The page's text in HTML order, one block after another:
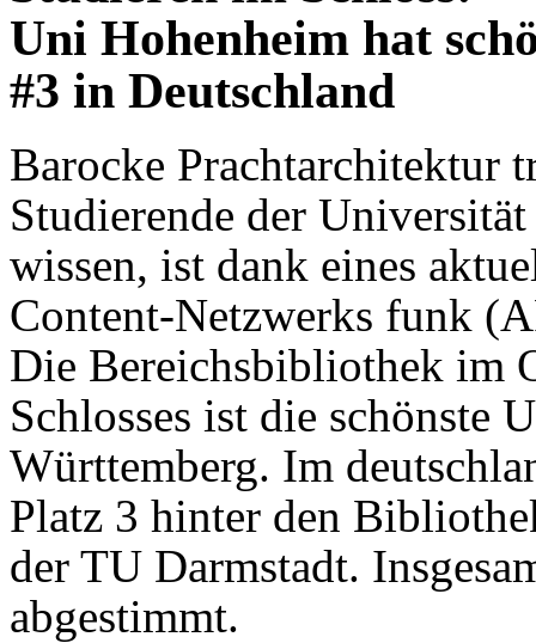
Uni Hohenheim hat
#3 in Deutschland
Barocke Prachtarchitektur
Studierende der
wissen, ist dank eines
Content-Netzwerks funk
Die Bereichsbibliothek im
Schlosses ist die schönste
Württemberg. Im
Platz 3 hinter den
der TU Darmstadt.
abgestimmt.